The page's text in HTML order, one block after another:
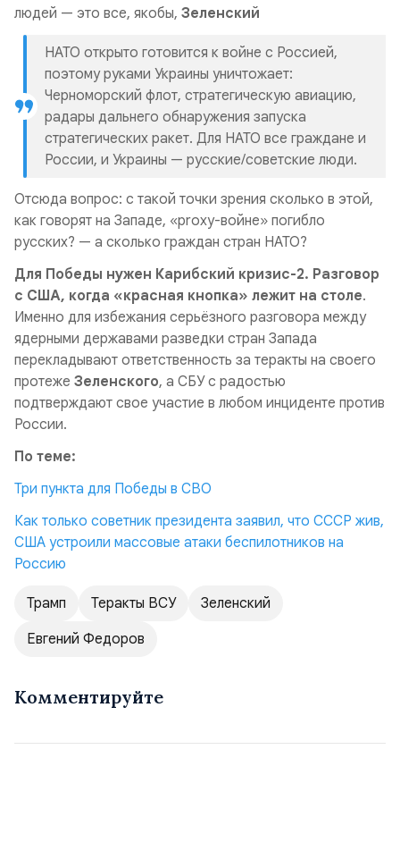
людей — это все, якобы, Зеленский
НАТО открыто готовится к войне с Россией,
поэтому руками Украины уничтожает:
Черноморский флот, стратегическую авиацию,
радары дальнего обнаружения запуска
стратегических ракет. Для НАТО все граждане и
России, и Украины — русские/советские люди.
Отсюда вопрос: с такой точки зрения сколько в этой,
как говорят на Западе, «proxy-войне» погибло
русских? — а сколько граждан стран НАТО?
Для Победы нужен Карибский кризис-2. Разговор
с США, когда «красная кнопка» лежит на столе.
Именно для избежания серьёзного разговора между
ядерными державами разведки стран Запада
перекладывают ответственность за теракты на своего
протеже Зеленского, а СБУ с радостью
подтверждают свое участие в любом инциденте против
России.
По теме:
Три пункта для Победы в СВО
Как только советник президента заявил, что СССР жив,
США устроили массовые атаки беспилотников на
Россию
Трамп Теракты ВСУ
Зеленский
Евгений Федоров
Комментируйте